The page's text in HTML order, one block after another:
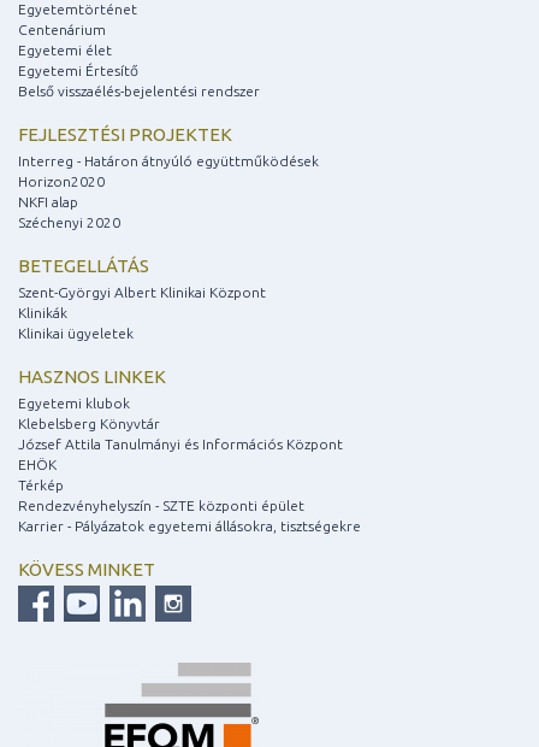
Egyetemtörténet
Centenárium
Egyetemi élet
Egyetemi Értesítő
Belső visszaélés-bejelentési rendszer
FEJLESZTÉSI PROJEKTEK
Interreg - Határon átnyúló együttműködések
Horizon2020
NKFI alap
Széchenyi 2020
BETEGELLÁTÁS
Szent-Györgyi Albert Klinikai Központ
Klinikák
Klinikai ügyeletek
HASZNOS LINKEK
Egyetemi klubok
Klebelsberg Könyvtár
József Attila Tanulmányi és Információs Központ
EHÖK
Térkép
Rendezvényhelyszín - SZTE központi épület
Karrier - Pályázatok egyetemi állásokra, tisztségekre
KÖVESS MINKET